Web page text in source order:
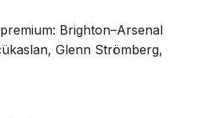
Brighton–Arsenal
Glenn Strömberg,